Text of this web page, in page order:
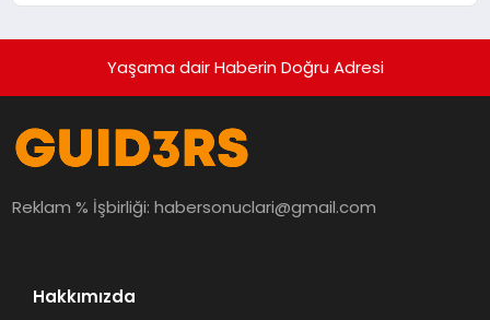
Yaşama dair Haberin Doğru Adresi
Reklam % İşbirliği:habersonuclari@gmail.com
Hakkımızda